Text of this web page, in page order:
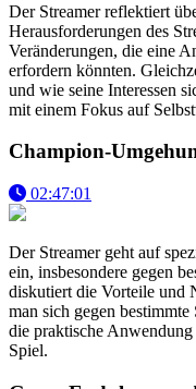
Der Streamer reflektiert
Herausforderungen des
Veränderungen, die eine
erfordern könnten.
und wie seine Interessen
mit einem Fokus auf
Champion-
02:47:01
Der Streamer geht auf
ein, insbesondere gegen
diskutiert die Vorteile und
man sich gegen
die praktische
Spiel.